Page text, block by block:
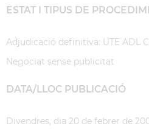
ESTAT I TIPUS DE
Adjudicació definitiva: UTE ADL
Negociat sense publicitat
DATA/LLOC PUBLICACIÓ
Divendres, dia 20 de febrer de